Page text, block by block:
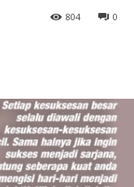
0
804